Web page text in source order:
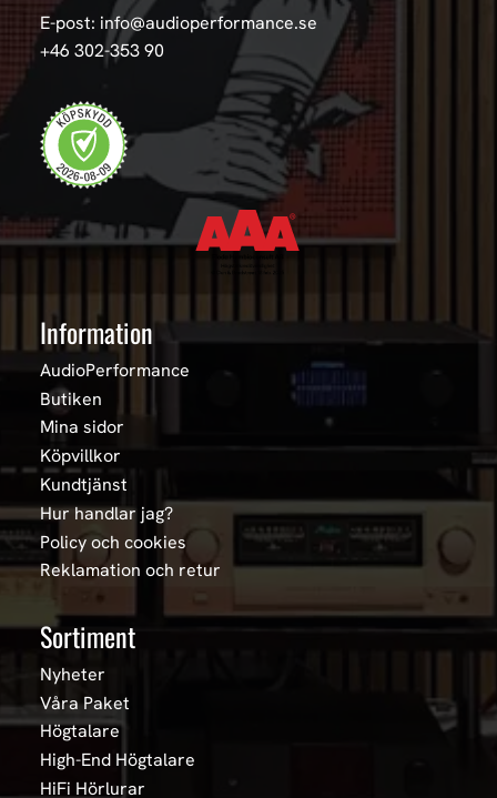
E-post: info@audioperformance.se
+46 302-353 90
Information
AudioPerformance
Butiken
Mina sidor
Köpvillkor
Kundtjänst
Hur handlar jag?
Policy och cookies
Reklamation och retur
Sortiment
Nyheter
Våra Paket
Högtalare
High-End Högtalare
HiFi Hörlurar